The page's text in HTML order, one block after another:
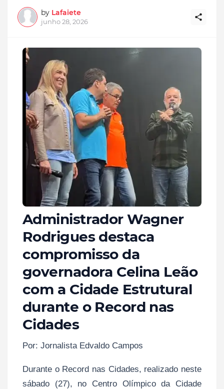
by Lafaiete
junho 28, 2026
Administrador Wagner
Rodrigues destaca
compromisso da
governadora Celina Leão
com a Cidade Estrutural
durante o Record nas
Cidades
Por: Jornalista Edvaldo Campos
Durante o Record nas Cidades, realizado neste
sábado (27), no Centro Olímpico da Cidade